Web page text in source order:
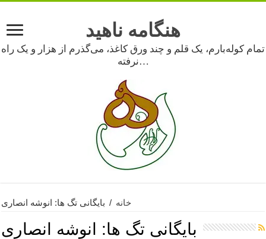
هنگامه ناهید
تمام کوله‌بارم، یک قلم و چند ورق کاغذ، می‌گذرم از هزار و یک راه
نرفته…
خانه / بایگانی تگ ها: انوشه انصاری
بایگانی تگ ها: انوشه انصاری